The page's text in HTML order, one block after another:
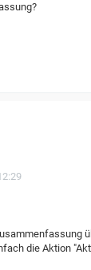
die Aktion